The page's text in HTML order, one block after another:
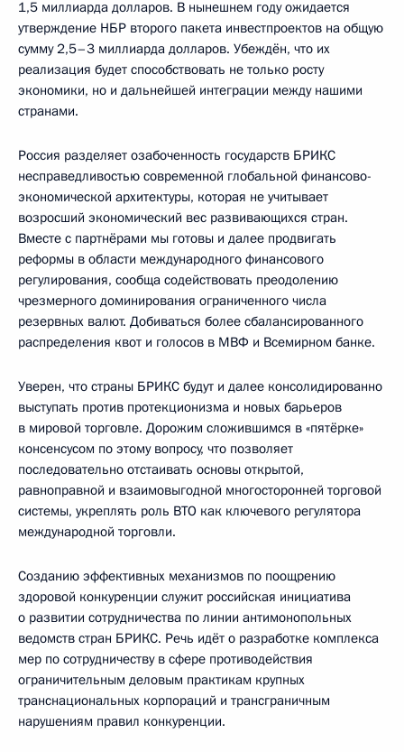
1,5 миллиарда долларов. В нынешнем году ожидается
утверждение НБР второго пакета инвестпроектов на общую
сумму 2,5–3 миллиарда долларов. Убеждён, что их
реализация будет способствовать не только росту
экономики, но и дальнейшей интеграции между нашими
странами.
Россия разделяет озабоченность государств БРИКС
несправедливостью современной глобальной финансово-
экономической архитектуры, которая не учитывает
возросший экономический вес развивающихся стран.
Вместе с партнёрами мы готовы и далее продвигать
реформы в области международного финансового
регулирования, сообща содействовать преодолению
чрезмерного доминирования ограниченного числа
резервных валют. Добиваться более сбалансированного
распределения квот и голосов в МВФ и Всемирном банке.
Уверен, что страны БРИКС будут и далее консолидированно
выступать против протекционизма и новых барьеров
в мировой торговле. Дорожим сложившимся в «пятёрке»
консенсусом по этому вопросу, что позволяет
последовательно отстаивать основы открытой,
равноправной и взаимовыгодной многосторонней торговой
системы, укреплять роль ВТО как ключевого регулятора
международной торговли.
Созданию эффективных механизмов по поощрению
здоровой конкуренции служит российская инициатива
о развитии сотрудничества по линии антимонопольных
ведомств стран БРИКС. Речь идёт о разработке комплекса
мер по сотрудничеству в сфере противодействия
ограничительным деловым практикам крупных
транснациональных корпораций и трансграничным
нарушениям правил конкуренции.